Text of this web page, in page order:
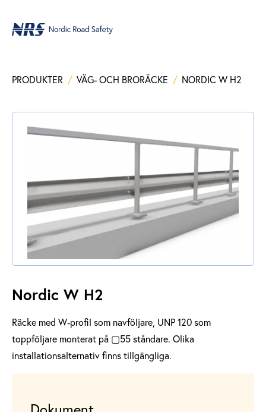
PRODUKTER / VÄG- OCH BRORÄCKE / NORDIC W H2
Nordic W H2
Räcke med W‑profil som navföljare, UNP 120 som
toppföljare monterat på ▢55 ståndare. Olika
installationsalternativ finns tillgängliga.